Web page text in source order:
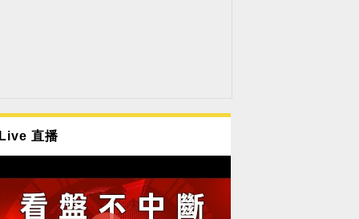
Live 直播